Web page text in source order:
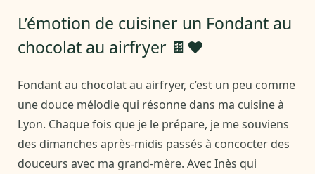
L’émotion de cuisiner un Fondant au
chocolat au airfryer 🍫❤️
Fondant au chocolat au airfryer, c’est un peu comme
une douce mélodie qui résonne dans ma cuisine à
Lyon. Chaque fois que je le prépare, je me souviens
des dimanches après-midis passés à concocter des
douceurs avec ma grand-mère. Avec Inès qui